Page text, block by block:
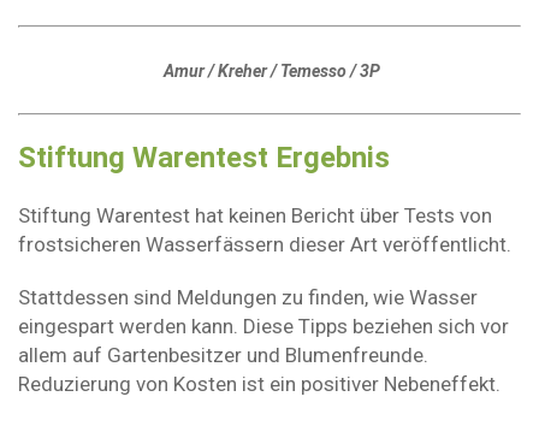
Amur / Kreher / Temesso / 3P
Stiftung Warentest Ergebnis
Stiftung Warentest hat keinen Bericht über Tests von
frostsicheren Wasserfässern dieser Art veröffentlicht.
Stattdessen sind Meldungen zu finden, wie Wasser
eingespart werden kann. Diese Tipps beziehen sich vor
allem auf Gartenbesitzer und Blumenfreunde.
Reduzierung von Kosten ist ein positiver Nebeneffekt.